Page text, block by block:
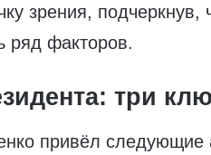
зрения, подчеркнув,
ряд факторов.
три
привёл следующие